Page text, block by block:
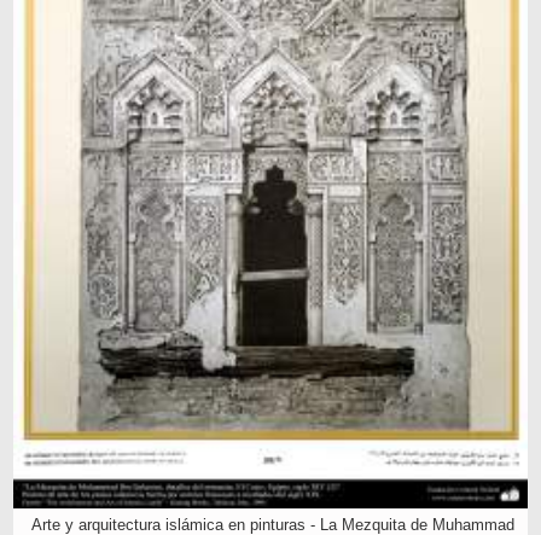
Arte y arquitectura islámica en pinturas - La Mezquita de Muhammad